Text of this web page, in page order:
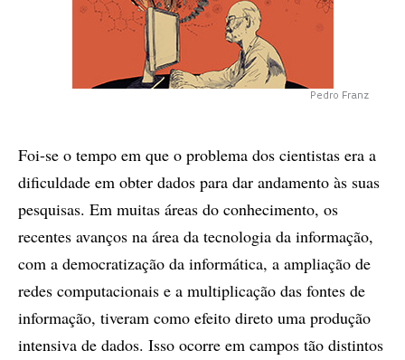
Pedro Franz
Foi-se o tempo em que o problema dos cientistas era a
dificuldade em obter dados para dar andamento às suas
pesquisas. Em muitas áreas do conhecimento, os
recentes avanços na área da tecnologia da informação,
com a democratização da informática, a ampliação de
redes computacionais e a multiplicação das fontes de
informação, tiveram como efeito direto uma produção
intensiva de dados. Isso ocorre em campos tão distintos